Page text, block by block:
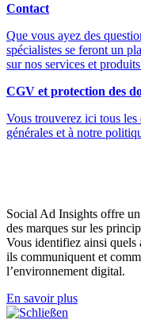
Contact
Que vous ayez des
spécialistes se feront un
sur nos services et
CGV et protection des
Vous trouverez ici tous
générales et à notre
Social Ad Insights offre
des marques sur les
Vous identifiez ainsi quels
ils communiquent et
l’environnement digital.
En savoir plus
Schließen